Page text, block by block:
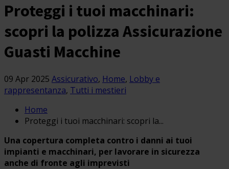
Proteggi i tuoi macchinari:
scopri la polizza Assicurazione
Guasti Macchine
09 Apr 2025 Assicurativo, Home, Lobby e
rappresentanza, Tutti i mestieri
Home
Proteggi i tuoi macchinari: scopri la...
Una copertura completa contro i danni ai tuoi
impianti e macchinari, per lavorare in sicurezza
anche di fronte agli imprevisti